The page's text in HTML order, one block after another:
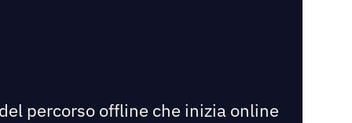
percorso offline che inizia online